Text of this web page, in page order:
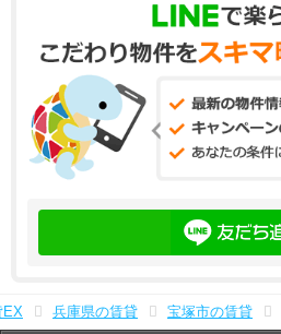
EX 兵庫県の賃貸 宝塚市の賃貸